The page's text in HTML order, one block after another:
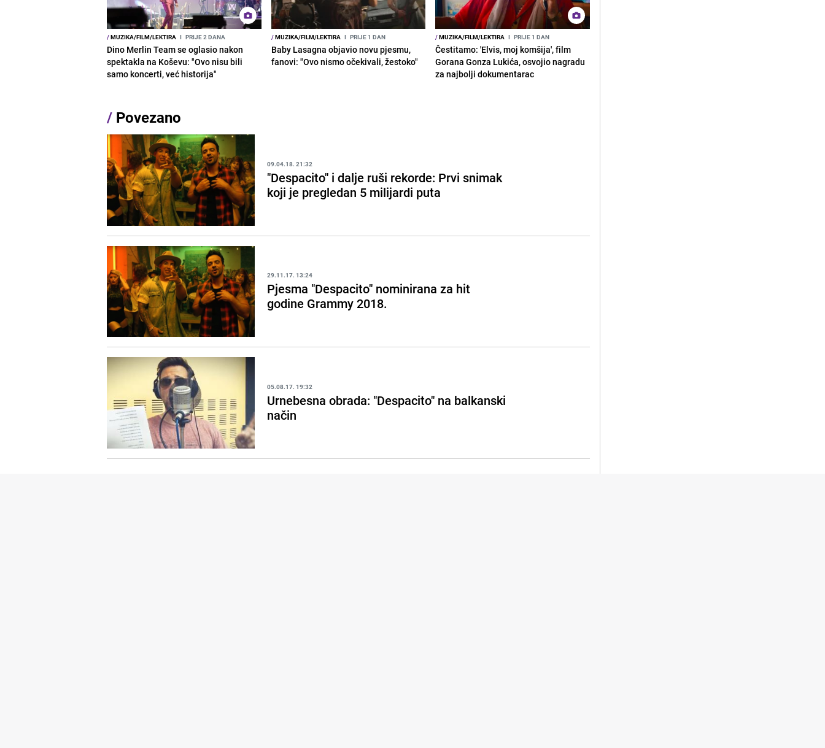
/MUZIKA/FILM/LEKTIRA I PRIJE 2 DANA
Dino Merlin Team se oglasio nakon
spektakla na Koševu: "Ovo nisu bili
samo koncerti, već historija"
/MUZIKA/FILM/LEKTIRA I PRIJE 1 DAN
Baby Lasagna objavio novu pjesmu,
fanovi: "Ovo nismo očekivali, žestoko"
/MUZIKA/FILM/LEKTIRA I PRIJE 1 DAN
Čestitamo: 'Elvis, moj komšija', film
Gorana Gonza Lukića, osvojio nagradu
za najbolji dokumentarac
/ Povezano
09.04.18. 21:32
"Despacito" i dalje ruši rekorde: Prvi snimak
koji je pregledan 5 milijardi puta
29.11.17. 13:24
Pjesma "Despacito" nominirana za hit
godine Grammy 2018.
05.08.17. 19:32
Urnebesna obrada: "Despacito" na balkanski
način